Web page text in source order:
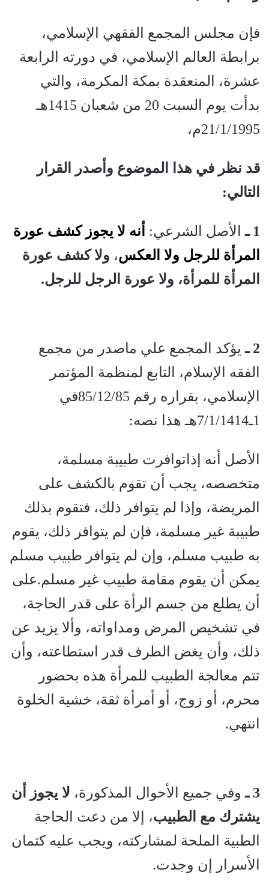
فإن مجلس المجمع الفقهي الإسلامي،
برابطة العالم الإسلامي، في دورته الرابعة
عشرة، المنعقدة بمكة المكرمة، والتي
بدأت يوم السبت 20 من شعبان 1415هـ
21/1/1995م،
قد نظر في هذا الموضوع وأصدر القرار
التالي:
1 ـ الأصل الشرعي:
أنه لا يجوز كشف عورة
المرأة للرجل ولا العكس، ولا كشف عورة
المرأة للمرأة، ولا عورة الرجل للرجل.
2 ـ يؤكد المجمع علي ماصدر من مجمع
الفقه الإسلام، التابع لمنظمة المؤتمر
الإسلامي، بقراره رقم 85/12/85في
1ـ7/1/1414هـ هذا نصه:
الأصل أنه إذاتوافرت طبيبة مسلمة،
متخصصه، يجب أن تقوم بالكشف على
المريضة، وإذا لم يتوافر ذلك، فتقوم بذلك
طبيبة غير مسلمة، فإن لم يتوافر ذلك، يقوم
به طبيب مسلم، وإن لم يتوافر طبيب مسلم
يمكن أن يقوم مقامة طبيب غير مسلم.على
أن يطلع من جسم الرأة على قدر الحاجة،
في تشخيص المرض ومداواته، وألا يزيد عن
ذلك، وأن يغض الطرف قدر استطاعته، وأن
تتم معالجة الطبيب للمرأة هذه بحضور
محرم، أو زوج، أو أمرأة ثقة، خشية الخلوة
انتهي.
3 ـ وفي جميع الأحوال المذكورة، لا يجوز أن
يشترك مع الطبيب، إلا من دعت الحاجة
الطبية الملحة لمشاركته، ويجب عليه كتمان
الأسرار إن وجدت.